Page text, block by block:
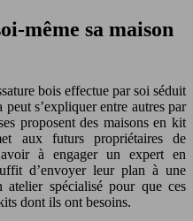
même sa maison
bois effectue par soi séduit
s’expliquer entre autres par
proposent des maisons en kit
aux futurs propriétaires de
à engager un expert en
d’envoyer leur plan à une
spécialisé pour que ces
dont ils ont besoins.